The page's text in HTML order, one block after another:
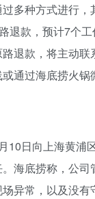
多种方式进行
退款，预计7个
退款，将主动
通过海底捞火锅
10日向上海黄浦
海底捞称，公
异常，以及没有